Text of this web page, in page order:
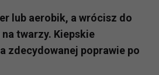
lub aerobik, a wrócisz do
twarzy. Kiepskie
zdecydowanej poprawie po